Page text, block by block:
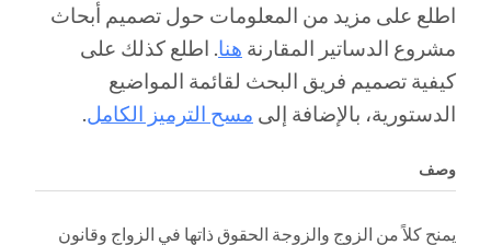
اطلع على مزيد من المعلومات حول تصميم أبحاث
مشروع الدساتير المقارنة هنا . اطلع كذلك على
كيفية تصميم فريق البحث لقائمة المواضيع
الدستورية، بالإضافة إلى مسح الترميز الكامل
وصف
يمنح كلاً من الزوج والزوجة الحقوق ذاتها في الزواج وقانون